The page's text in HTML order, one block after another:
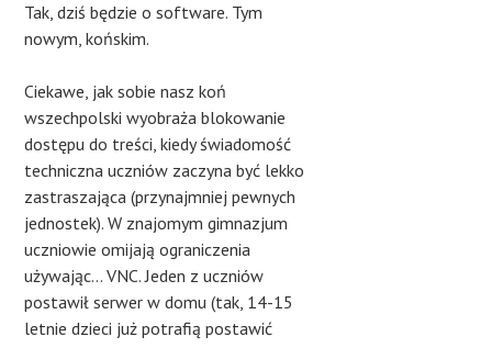
Tak, dziś będzie o software. Tym
nowym, końskim.
Ciekawe, jak sobie nasz koń
wszechpolski wyobraża blokowanie
dostępu do treści, kiedy świadomość
techniczna uczniów zaczyna być lekko
zastraszająca (przynajmniej pewnych
jednostek). W znajomym gimnazjum
uczniowie omijają ograniczenia
używając… VNC. Jeden z uczniów
postawił serwer w domu (tak, 14-15
letnie dzieci już potrafią postawić